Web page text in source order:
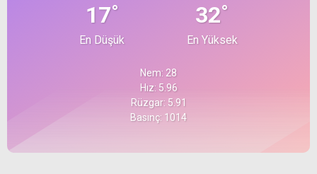
17°
En Düşük
32°
En Yüksek
Nem: 28
Hız: 5.96
Rüzgar: 5.91
Basınç: 1014